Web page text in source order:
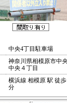
中央4丁目駐車場
神奈川県相模原市中
中央４丁目
横浜線 相模原 駅 徒歩
分